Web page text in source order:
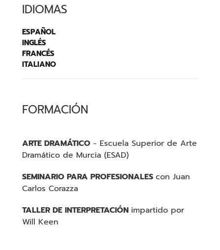
IDIOMAS
ESPAÑOL
INGLÉS
FRANCÉS
ITALIANO
FORMACIÓN
ARTE DRAMÁTICO- Escuela Superior de Arte
Dramático de Murcia (ESAD)
SEMINARIO PARA PROFESIONALES con Juan
Carlos Corazza
TALLER DE INTERPRETACIÓN impartido por
Will Keen